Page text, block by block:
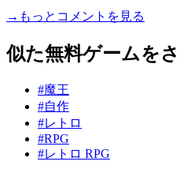
→もっとコメントを見る
似た無料ゲームをさ
#魔王
#自作
#レトロ
#RPG
#レトロ RPG